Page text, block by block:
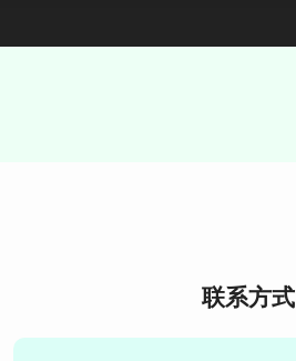
联系方式